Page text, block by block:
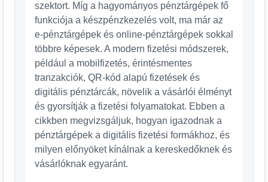
szektort. Míg a hagyományos pénztárgépek fő
funkciója a készpénzkezelés volt, ma már az
e-pénztárgépek és online-pénztárgépek sokkal
többre képesek. A modern fizetési módszerek,
például a mobilfizetés, érintésmentes
tranzakciók, QR-kód alapú fizetések és
digitális pénztárcák, növelik a vásárlói élményt
és gyorsítják a fizetési folyamatokat. Ebben a
cikkben megvizsgáljuk, hogyan igazodnak a
pénztárgépek a digitális fizetési formákhoz, és
milyen előnyöket kínálnak a kereskedőknek és
vásárlóknak egyaránt.